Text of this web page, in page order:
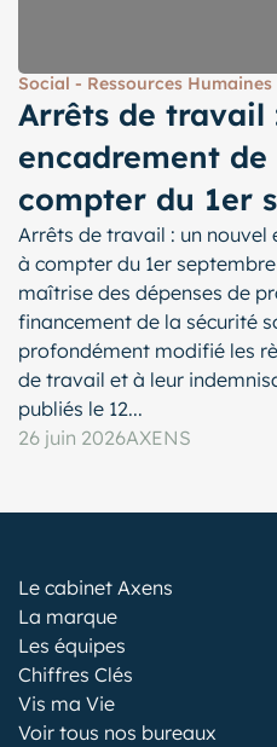
Social - Ressources Humaines
Arrêts de travail
encadrement
compter du 1er
Arrêts de travail : un nouvel
à compter du 1er
maîtrise des dépenses de
financement de la sécurité
profondément modifié les
de travail et à leur
publiés le 12...
26 juin 2026AXENS
Le cabinet Axens
La marque
Les équipes
Chiffres Clés
Vis ma Vie
Voir tous nos bureaux